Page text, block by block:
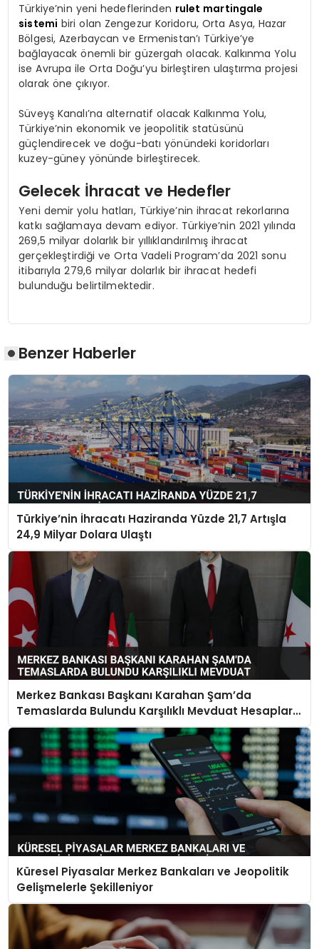
Türkiye’nin yeni hedeflerinden rulet martingale
sistemi biri olan Zengezur Koridoru, Orta Asya, Hazar
Bölgesi, Azerbaycan ve Ermenistan’ı Türkiye’ye
bağlayacak önemli bir güzergah olacak. Kalkınma Yolu
ise Avrupa ile Orta Doğu’yu birleştiren ulaştırma projesi
olarak öne çıkıyor.
Süveyş Kanalı’na alternatif olacak Kalkınma Yolu,
Türkiye’nin ekonomik ve jeopolitik statüsünü
güçlendirecek ve doğu-batı yönündeki koridorları
kuzey-güney yönünde birleştirecek.
Gelecek İhracat ve Hedefler
Yeni demir yolu hatları, Türkiye’nin ihracat rekorlarına
katkı sağlamaya devam ediyor. Türkiye’nin 2021 yılında
269,5 milyar dolarlık bir yıllıklandırılmış ihracat
gerçekleştirdiği ve Orta Vadeli Program’da 2021 sonu
itibarıyla 279,6 milyar dolarlık bir ihracat hedefi
bulunduğu belirtilmektedir.
Benzer Haberler
Türkiye’nin İhracatı Haziranda Yüzde 21,7 Artışla
24,9 Milyar Dolara Ulaştı
Merkez Bankası Başkanı Karahan Şam’da
Temaslarda Bulundu Karşılıklı Mevduat Hesapları
Açılacak
Küresel Piyasalar Merkez Bankaları ve Jeopolitik
Gelişmelerle Şekilleniyor